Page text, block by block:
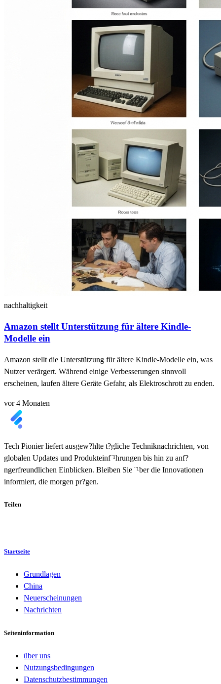
nachhaltigkeit
Amazon stellt Unterstützung für ältere Kindle-
Modelle ein
Amazon stellt die Unterstützung für ältere Kindle-Modelle ein, was
Nutzer verärgert. Während einige Verbesserungen sinnvoll
erscheinen, laufen ältere Geräte Gefahr, als Elektroschrott zu enden.
vor 4 Monaten
Tech Pionier liefert ausgew?hlte t?gliche Techniknachrichten, von
globalen Updates und Produkteinf¨¹hrungen bis hin zu anf?
ngerfreundlichen Einblicken. Bleiben Sie ¨¹ber die Innovationen
informiert, die morgen pr?gen.
Teilen
Startseite
Grundlagen
China
Neuerscheinungen
Nachrichten
Seiteninformation
über uns
Nutzungsbedingungen
Datenschutzbestimmungen